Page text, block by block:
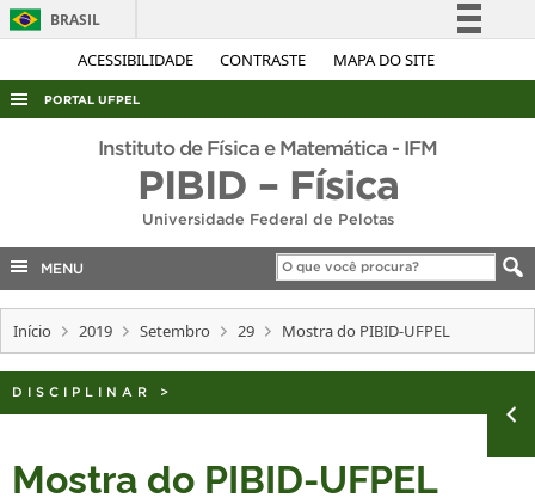
ACESSIBILIDADE CONTRASTE MAPA DO SITE
BRASIL
Simplifique!
Acesso à informação
Legislação
PORTAL UFPEL
ACESSO À INFORMAÇÃO
CONCURSOS
TELEFONES
Instituto de Física e Matemática - IFM
PIBID – Física
Universidade Federal de Pelotas
MENU
Início 2019 Setembro 29 Mostra do PIBID-UFPEL
DISCIPLINAR >
Mostra do PIBID-UFPEL